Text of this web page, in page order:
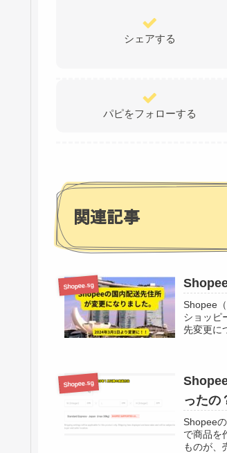
シェアする
パピをフォローする
関連記事
Shopee.sg
Shopee
ショッピ
先変更に
Shopee.sg
ったの
Shopee
で商品を
ものが、